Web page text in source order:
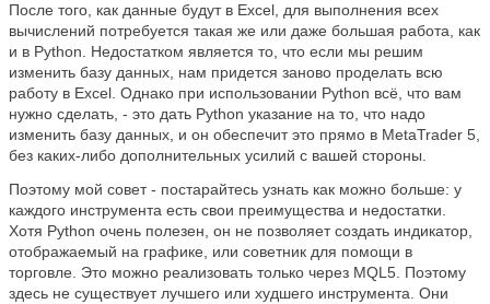
После того, как данные будут в Excel, для выполнения всех
вычислений потребуется такая же или даже большая работа, как
и в Python. Недостатком является то, что если мы решим
изменить базу данных, нам придется заново проделать всю
работу в Excel. Однако при использовании Python всё, что вам
нужно сделать, - это дать Python указание на то, что надо
изменить базу данных, и он обеспечит это прямо в MetaTrader 5,
без каких-либо дополнительных усилий с вашей стороны.
Поэтому мой совет - постарайтесь узнать как можно больше: у
каждого инструмента есть свои преимущества и недостатки.
Хотя Python очень полезен, он не позволяет создать индикатор,
отображаемый на графике, или советник для помощи в
торговле. Это можно реализовать только через MQL5. Поэтому
здесь не существует лучшего или худшего инструмента. Они